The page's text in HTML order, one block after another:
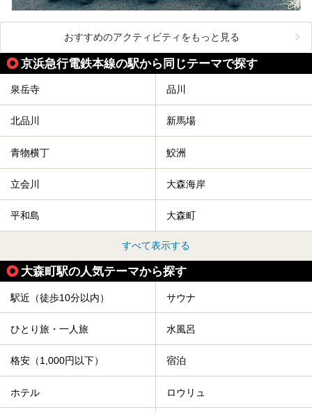
おすすめのアクティビティをもっと見る
京浜急行電鉄本線の駅から同じテーマで探す
泉岳寺 品川
北品川 新馬場
青物横丁 鮫洲
立会川 大森海岸
平和島 大森町
すべて表示する
大森町駅の人気テーマから探す
駅近（徒歩10分以内） サウナ
ひとり旅・一人旅 水風呂
格安（1,000円以下） 宿泊
ホテル ロウリュ